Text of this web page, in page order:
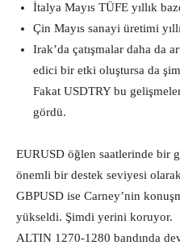
İtalya Mayıs TÜFE yıllık
Çin Mayıs sanayi üretimi
Irak’da çatışmalar daha da
edici bir etki oluştursa da
Fakat USDTRY bu
gördü.
EURUSD öğlen saatlerinde bir
önemli bir destek seviyesi
GBPUSD ise Carney’nin
yükseldi. Şimdi yerini koruyor.
ALTIN 1270-1280 bandında